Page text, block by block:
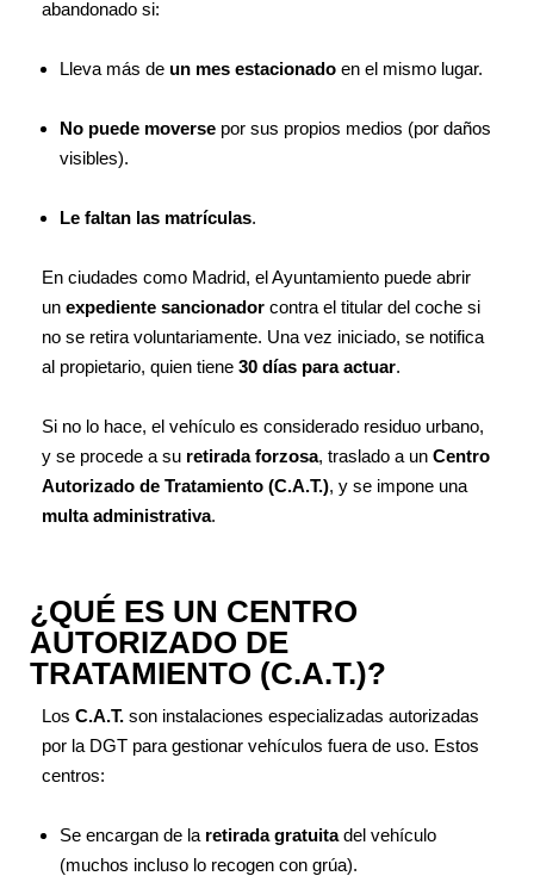
abandonado si:
Lleva más de un mes estacionado en el mismo lugar.
No puede moverse por sus propios medios (por daños
visibles).
Le faltan las matrículas.
En ciudades como Madrid, el Ayuntamiento puede abrir
un expediente sancionador contra el titular del coche si
no se retira voluntariamente. Una vez iniciado, se notifica
al propietario, quien tiene 30 días para actuar.
Si no lo hace, el vehículo es considerado residuo urbano,
y se procede a su retirada forzosa, traslado a un Centro
Autorizado de Tratamiento (C.A.T.), y se impone una
multa administrativa.
¿QUÉ ES UN CENTRO
AUTORIZADO DE
TRATAMIENTO (C.A.T.)?
Los C.A.T. son instalaciones especializadas autorizadas
por la DGT para gestionar vehículos fuera de uso. Estos
centros:
Se encargan de la retirada gratuitadel vehículo
(muchos incluso lo recogen con grúa).